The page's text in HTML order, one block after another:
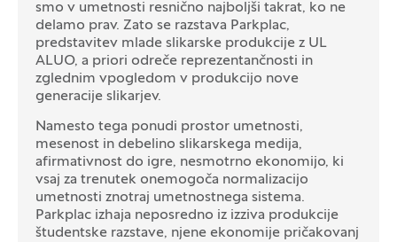
smo v umetnosti resnično najboljši takrat, ko ne
delamo prav. Zato se razstava Parkplac,
predstavitev mlade slikarske produkcije z UL
ALUO, a priori odreče reprezentančnosti in
zglednim vpogledom v produkcijo nove
generacije slikarjev.
Namesto tega ponudi prostor umetnosti,
mesenost in debelino slikarskega medija,
afirmativnost do igre, nesmotrno ekonomijo, ki
vsaj za trenutek onemogoča normalizacijo
umetnosti znotraj umetnostnega sistema.
Parkplac izhaja neposredno iz izziva produkcije
študentske razstave, njene ekonomije pričakovanj